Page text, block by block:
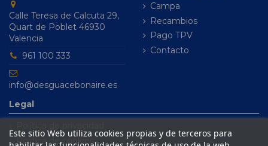
Calle Teresa de Calcuta 29,
Quart de Poblet 46930
Valencia
961 100 333
info@desguacebonaire.es
Campa
Recambios
Pago TPV
Contacto
Legal
Política de cookies
Este sitio Web utiliza cookies propias y de terceros para